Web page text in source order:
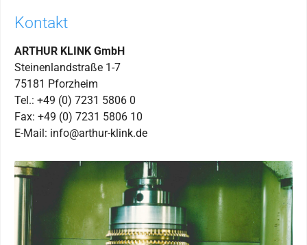
Kontakt
ARTHUR KLINK GmbH
Steinenlandstraße 1-7
75181 Pforzheim
Tel.: +49 (0) 7231 5806 0
Fax: +49 (0) 7231 5806 10
E-Mail: info@arthur-klink.de